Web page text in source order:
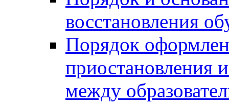
восстановления
Порядок
приостановления
между